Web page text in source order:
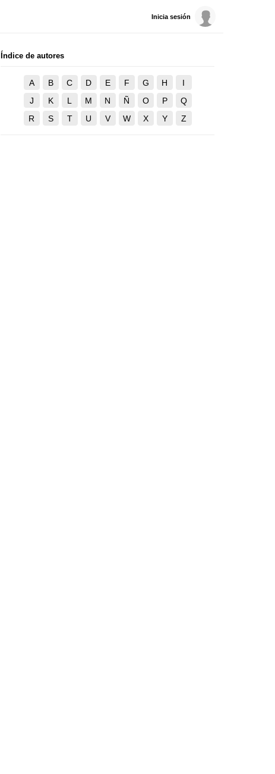
Inicia sesión
Índice de autores
A B C D E F G H
I
J
K L M N Ñ O P
Q
R
S T U V W X Y Z